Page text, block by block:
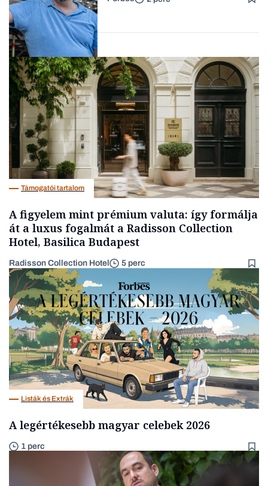
Forbes-sztori
Társadalom
Támogatói tartalom
A figyelem mint prémium valuta: így formálja
át a luxus fogalmát a Radisson Collection
Hotel, Basilica Budapest
Radisson Collection Hotel 5 perc
Listák és Extrák
A legértékesebb magyar celebek 2026
1 perc